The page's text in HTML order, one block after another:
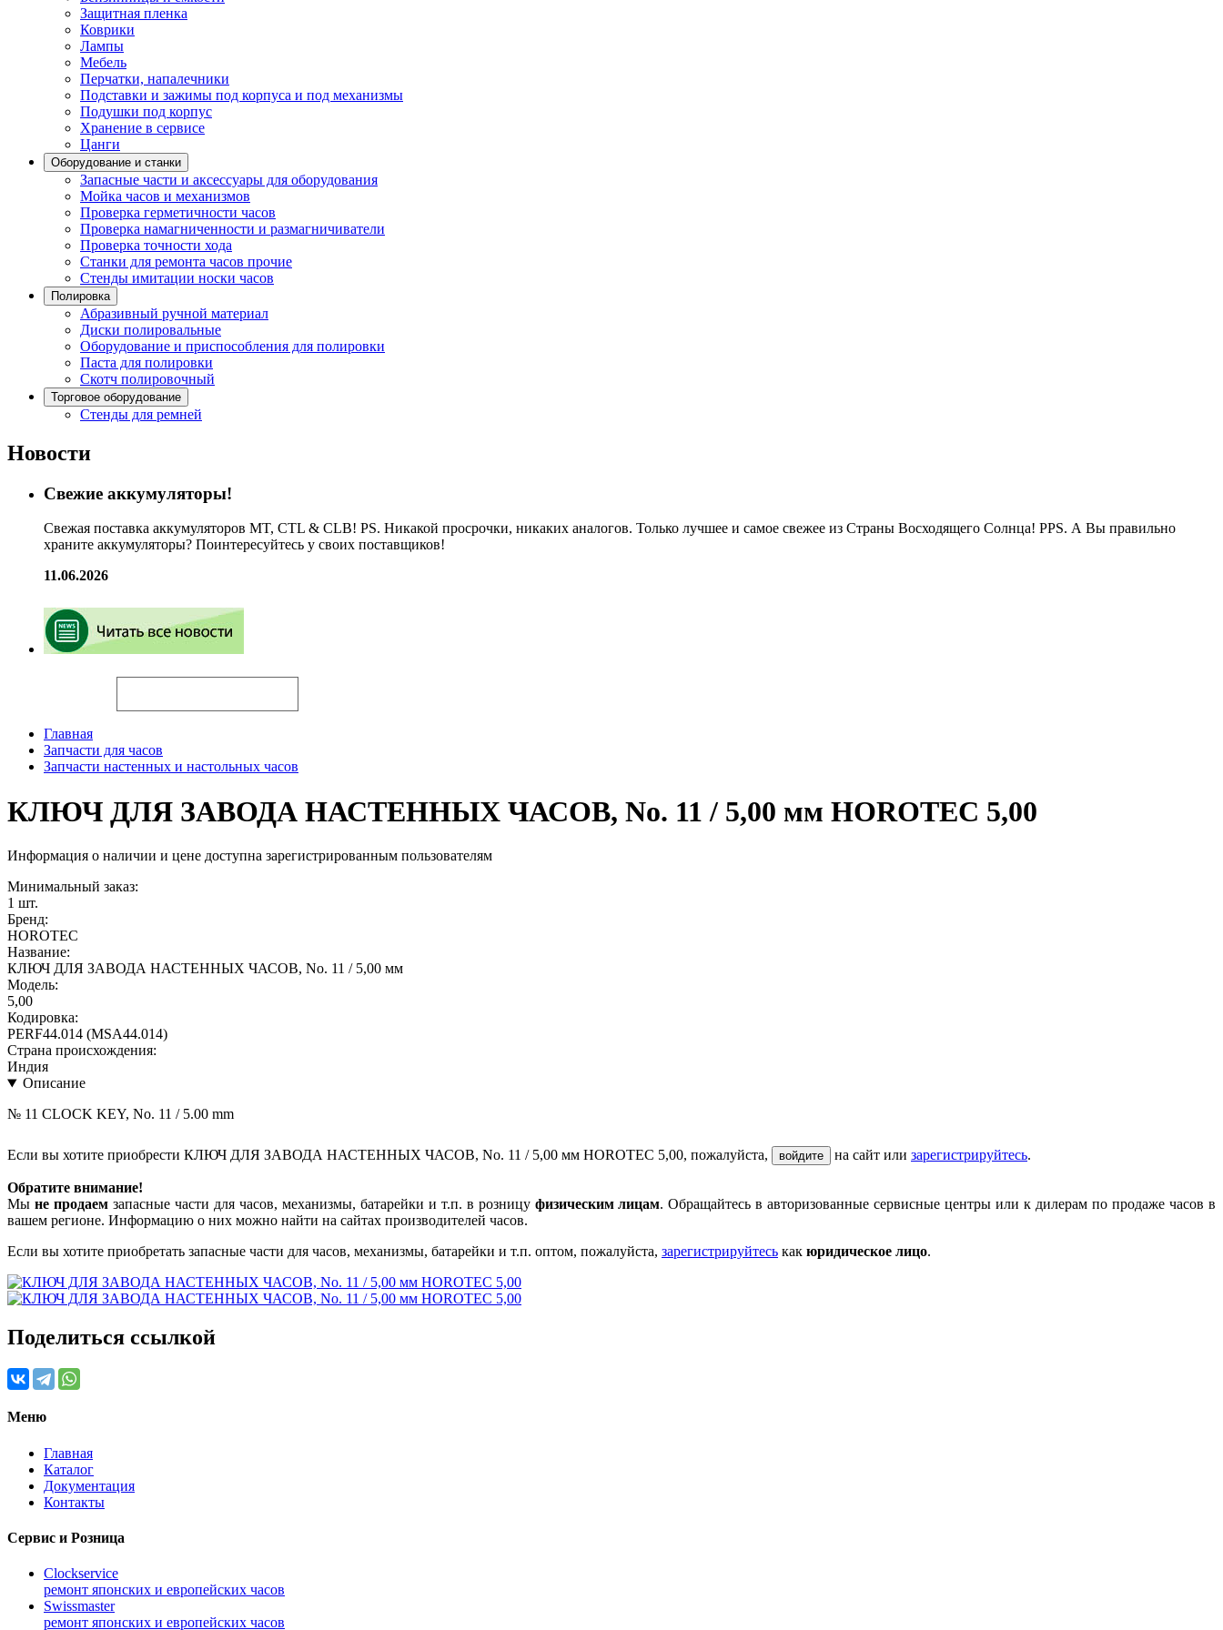
Защитная пленка
Коврики
Лампы
Мебель
Перчатки, напалечники
Подставки и зажимы под корпуса и под механизмы
Подушки под корпус
Хранение в сервисе
Цанги
Оборудование и станки
Запасные части и аксессуары для оборудования
Мойка часов и механизмов
Проверка герметичности часов
Проверка намагниченности и размагничиватели
Проверка точности хода
Станки для ремонта часов прочие
Стенды имитации носки часов
Полировка
Абразивный ручной материал
Диски полировальные
Оборудование и приспособления для полировки
Паста для полировки
Скотч полировочный
Торговое оборудование
Стенды для ремней
Новости
Свежие аккумуляторы!
Свежая поставка аккумуляторов MT, CTL & CLB! PS. Никакой просрочки, никаких аналогов. Только лучшее и самое свежее из Страны Восходящего Солнца! PPS. А Вы правильно
храните аккумуляторы? Поинтересуйтесь у своих поставщиков!
11.06.2026
Главная
Запчасти для часов
Запчасти настенных и настольных часов
КЛЮЧ ДЛЯ ЗАВОДА НАСТЕННЫХ ЧАСОВ, No. 11 / 5,00 мм HOROTEC 5,00
Информация о наличии и цене доступна зарегистрированным пользователям
Минимальный заказ:
1 шт.
Бренд:
HOROTEC
Название:
КЛЮЧ ДЛЯ ЗАВОДА НАСТЕННЫХ ЧАСОВ, No. 11 / 5,00 мм
Модель:
5,00
Кодировка:
PERF44.014 (MSA44.014)
Страна происхождения:
Индия
Описание
№ 11 CLOCK KEY, No. 11 / 5.00 mm
Если вы хотите приобрести КЛЮЧ ДЛЯ ЗАВОДА НАСТЕННЫХ ЧАСОВ, No. 11 / 5,00 мм HOROTEC 5,00, пожалуйста, войдите на сайт или зарегистрируйтесь.
Обратите внимание!
Мы не продаемзапасные части для часов, механизмы, батарейки и т.п. в розницу физическим лицам. Обращайтесь в авторизованные сервисные центры или к дилерам по продаже часов в
вашем регионе. Информацию о них можно найти на сайтах производителей часов.
Если вы хотите приобретать запасные части для часов, механизмы, батарейки и т.п. оптом, пожалуйста, зарегистрируйтесь как юридическое лицо.
Поделиться ссылкой
Меню
Главная
Каталог
Документация
Контакты
Сервис и Розница
Clockservice
ремонт японских и европейских часов
Swissmaster
ремонт японских и европейских часов